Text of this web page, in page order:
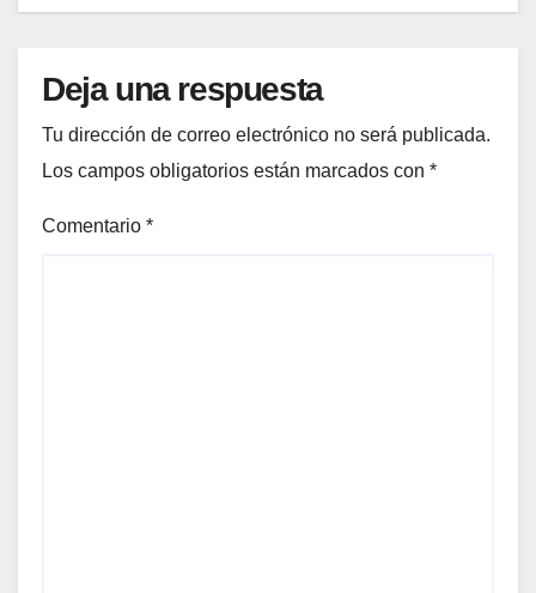
Deja una respuesta
Tu dirección de correo electrónico no será publicada.
Los campos obligatorios están marcados con *
Comentario *